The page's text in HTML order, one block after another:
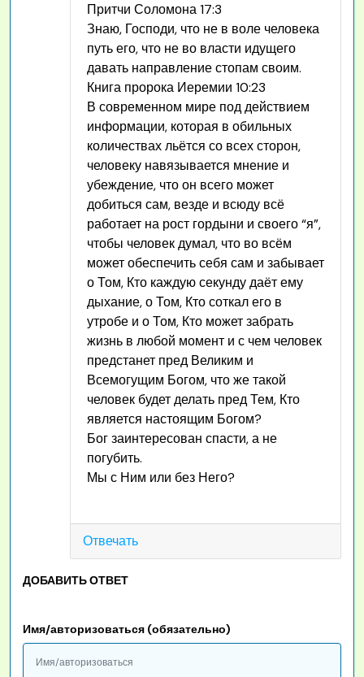
Притчи Соломона 17:3
Знаю, Господи, что не в воле человека
путь его, что не во власти идущего
давать направление стопам своим.
Книга пророка Иеремии 10:23
В современном мире под действием
информации, которая в обильных
количествах льётся со всех сторон,
человеку навязывается мнение и
убеждение, что он всего может
добиться сам, везде и всюду всё
работает на рост гордыни и своего “я”,
чтобы человек думал, что во всём
может обеспечить себя сам и забывает
о Том, Кто каждую секунду даёт ему
дыхание, о Том, Кто соткал его в
утробе и о Том, Кто может забрать
жизнь в любой момент и с чем человек
предстанет пред Великим и
Всемогущим Богом, что же такой
человек будет делать пред Тем, Кто
является настоящим Богом?
Бог заинтересован спасти, а не
погубить.
Мы с Ним или без Него?
Отвечать
ДОБАВИТЬ ОТВЕТ
Имя/авторизоваться (обязательно)